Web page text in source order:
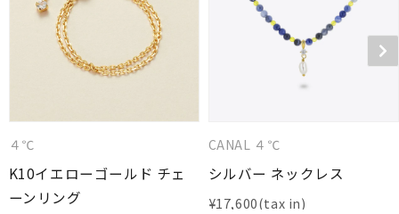
４℃
K10イエローゴールド チェ
ーンリング
CANAL ４℃
シルバー ネックレス
¥17,600